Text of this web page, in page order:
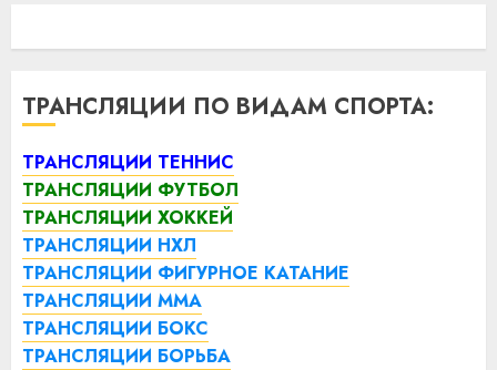
ТРАНСЛЯЦИИ ПО ВИДАМ СПОРТА:
ТРАНСЛЯЦИИ ТЕННИС
ТРАНСЛЯЦИИ ФУТБОЛ
ТРАНСЛЯЦИИ ХОККЕЙ
ТРАНСЛЯЦИИ НХЛ
ТРАНСЛЯЦИИ ФИГУРНОЕ КАТАНИЕ
ТРАНСЛЯЦИИ ММА
ТРАНСЛЯЦИИ БОКС
ТРАНСЛЯЦИИ БОРЬБА